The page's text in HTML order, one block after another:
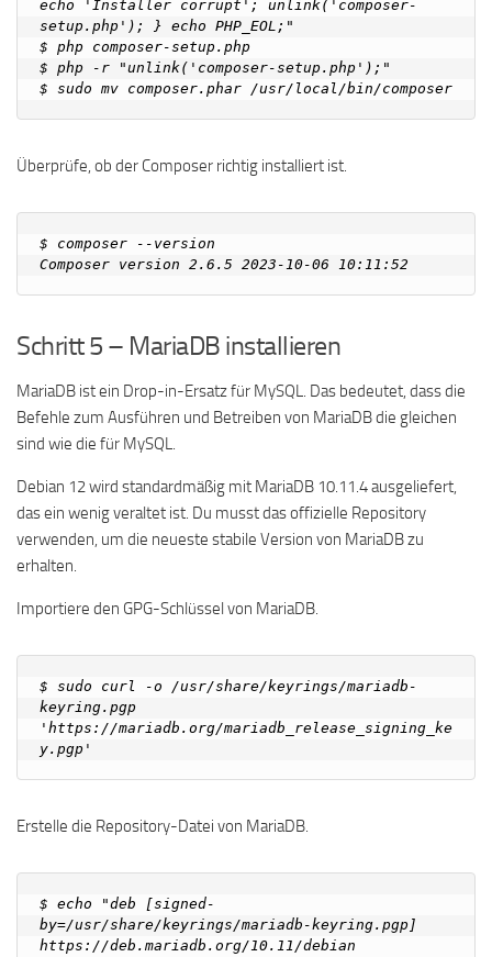
echo 'Installer corrupt'; unlink('composer-
setup.php'); } echo PHP_EOL;"
$ php composer-setup.php
$ php -r "unlink('composer-setup.php');"
Überprüfe, ob der Composer richtig installiert ist.
$ composer --version
Schritt 5 – MariaDB installieren
MariaDB ist ein Drop-in-Ersatz für MySQL. Das bedeutet, dass die
Befehle zum Ausführen und Betreiben von MariaDB die gleichen
sind wie die für MySQL.
Debian 12 wird standardmäßig mit MariaDB 10.11.4 ausgeliefert,
das ein wenig veraltet ist. Du musst das offizielle Repository
verwenden, um die neueste stabile Version von MariaDB zu
erhalten.
Importiere den GPG-Schlüssel von MariaDB.
$ sudo curl -o /usr/share/keyrings/mariadb-
keyring.pgp
'https://mariadb.org/mariadb_release_signing_ke
Erstelle die Repository-Datei von MariaDB.
$ echo "deb [signed-
by=/usr/share/keyrings/mariadb-keyring.pgp]
https://deb.mariadb.org/10.11/debian